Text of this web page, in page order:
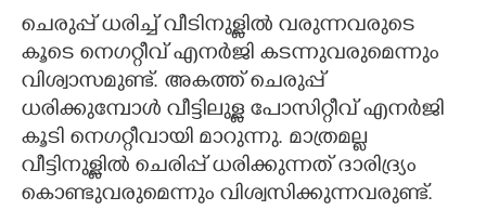
ചെരുപ്പ് ധരിച്ച് വീടിനുള്ളിൽ വരുന്നവരുടെ
കൂടെ നെഗറ്റീവ് എനർജി കടന്നുവരുമെന്നും
വിശ്വാസമുണ്ട്. അകത്ത് ചെരുപ്പ്
ധരിക്കുമ്പോൾ വീട്ടിലുള്ള പോസിറ്റീവ് എനർജി
കൂടി നെഗറ്റീവായി മാറുന്നു. മാത്രമല്ല
വീട്ടിനുള്ളിൽ ചെരിപ്പ് ധരിക്കുന്നത് ദാരിദ്ര്യം
കൊണ്ടുവരുമെന്നും വിശ്വസിക്കുന്നവരുണ്ട്.